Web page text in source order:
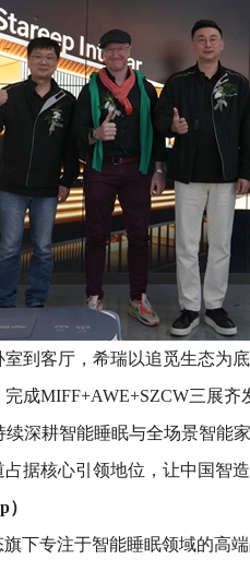
到客厅，希瑞以追觅生态为
成MIFF+AWE+SZCW三展
深耕智能睡眠与全场景智能
据核心引领地位，让中国智
旗下专注于智能睡眠领域的高